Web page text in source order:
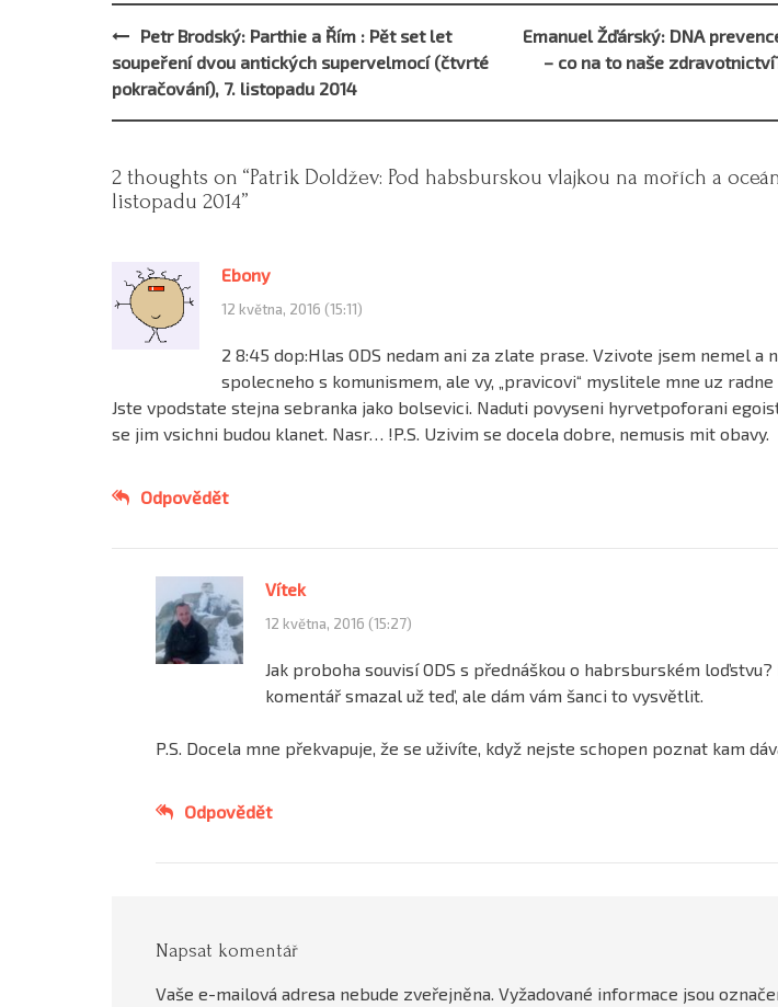
Post
navigation
Petr Brodský: Parthie a Řím : Pět set let
soupeření dvou antických supervelmocí (čtvrté
pokračování), 7. listopadu 2014
Emanuel Žďárský: DNA
– co na to naše
2 thoughts on “Patrik Doldžev: Pod habsburskou vlajkou na mořích a
listopadu 2014”
Ebony
12 května, 2016 (15:11)
2 8:45 dop:Hlas ODS nedam ani za zlate prase. Vzivote jsem nemel a
spolecneho s komunismem, ale vy, „pravicovi“ myslitele mne uz
Jste vpodstate stejna sebranka jako bolsevici. Naduti povyseni hyrvetpoforani
se jim vsichni budou klanet. Nasr… !P.S. Uzivim se docela dobre, nemusis mit obavy.
Odpovědět
Vítek
12 května, 2016 (15:27)
Jak proboha souvisí ODS s přednáškou o habrsburském
komentář smazal už teď, ale dám vám šanci to vysvětlit.
P.S. Docela mne překvapuje, že se uživíte, když nejste schopen poznat kam
Odpovědět
Napsat komentář
Vaše e-mailová adresa nebude zveřejněna. Vyžadované informace jsou